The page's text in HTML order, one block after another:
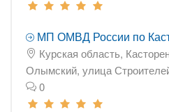
МП ОМВД России по
Курская область,
Олымский, улица
0